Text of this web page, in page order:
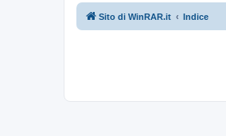
Sito di WinRAR.it Indice